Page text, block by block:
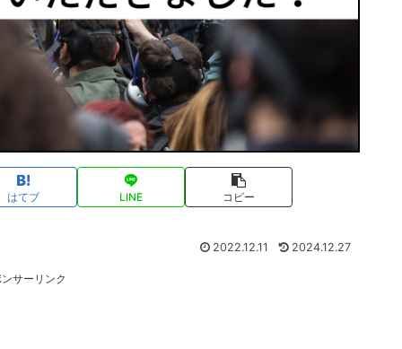
はてブ LINE コピー
2022.12.11 2024.12.27
サーリンク